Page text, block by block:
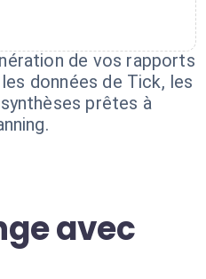
de vos rapports
données de Tick, les
prêtes à
avec